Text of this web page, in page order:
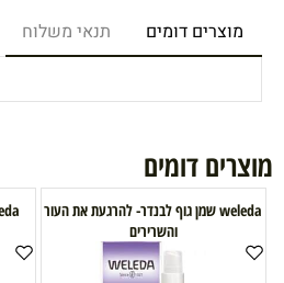
מוצרים דומים תנאי משלוח
מוצרים דומים
weleda שמן גוף לבנדר- להרגעת את העור
והשרירים